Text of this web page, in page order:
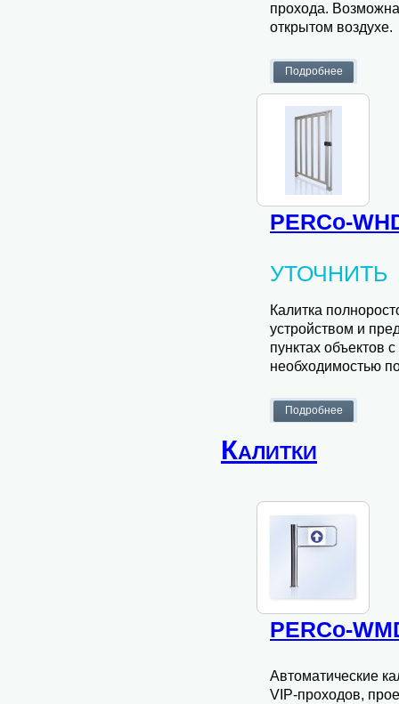
прохода.
открытом воздухе.
PERCo-
УТОЧНИТЬ
Калитка
устройством и
пунктах объектов
необходимостью
Калитки
PERCo-
Автоматические
VIP-проходов,